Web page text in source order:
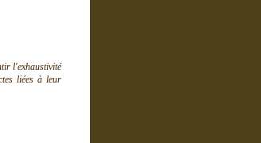
l'exhaustivité
liées à leur